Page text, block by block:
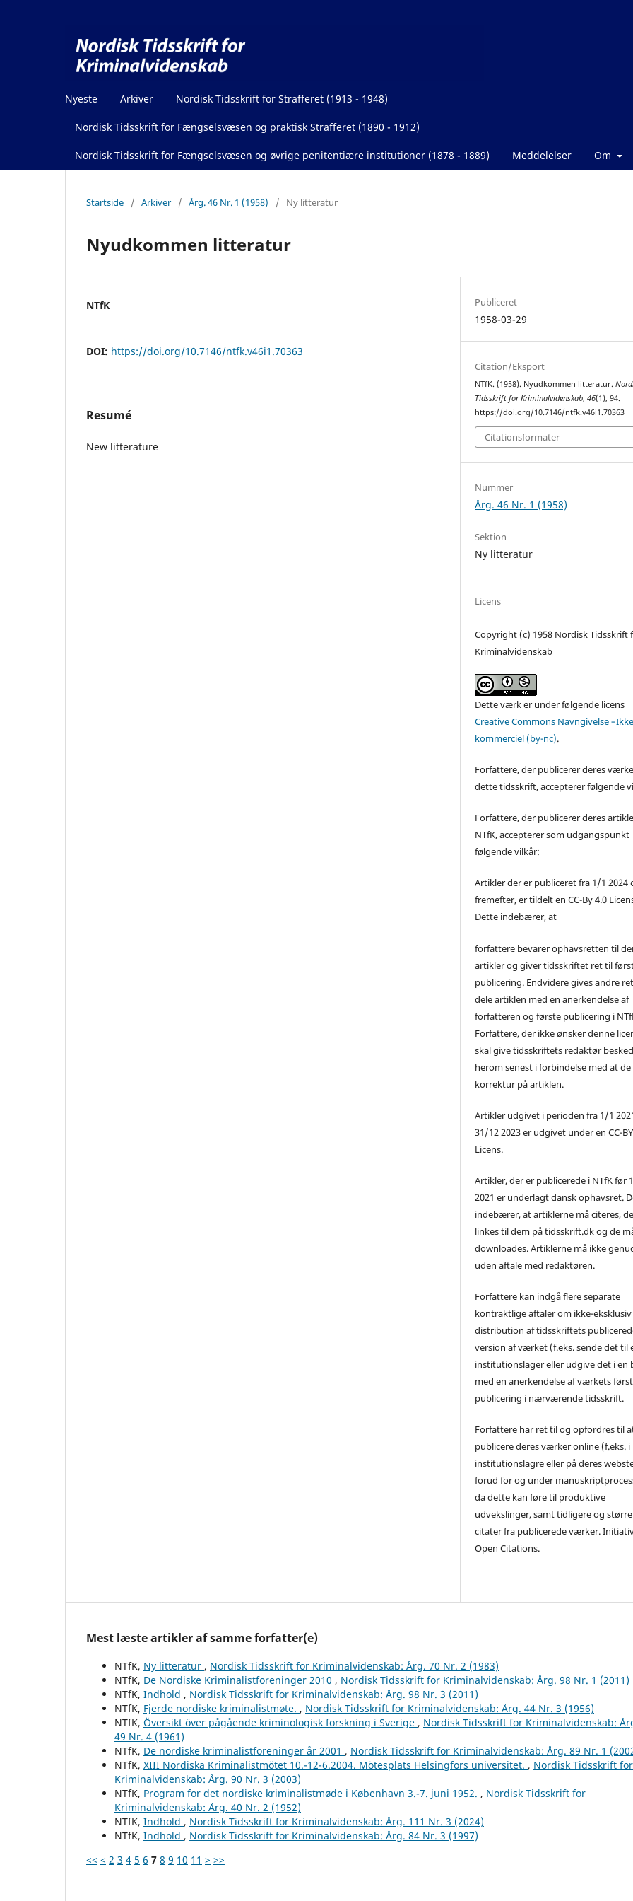
Nyeste Arkiver Nordisk Tidsskrift for Strafferet (1913 - 1948)
Nordisk Tidsskrift for Fængselsvæsen og praktisk Strafferet (1890 - 1912)
Nordisk Tidsskrift for Fængselsvæsen og øvrige penitentiære institutioner (1878 - 1889) Meddelelser Om
Startside / Arkiver / Årg. 46 Nr. 1 (1958) / Ny litteratur
Nyudkommen litteratur
NTfK
DOI: https://doi.org/10.7146/ntfk.v46i1.70363
Resumé
New litterature
Publiceret
1958-03-29
Citation/Eksport
NTfK. (1958). Nyudkommen litteratur.
Tidsskrift for Kriminalvidenskab,46(1), 94.
https://doi.org/10.7146/ntfk.v46i1.70363
Citationsformater
Nummer
Årg. 46 Nr. 1 (1958)
Sektion
Ny litteratur
Licens
Copyright (c) 1958 Nordisk Tidsskrift
Kriminalvidenskab
Dette værk er under følgende licens
Creative Commons Navngivelse
kommerciel (by-nc).
Forfattere, der publicerer deres
dette tidsskrift, accepterer følgende
Forfattere, der publicerer deres
NTfK, accepterer som udgangspunkt
følgende vilkår:
Artikler der er publiceret fra 1/1 2024
fremefter, er tildelt en CC-By 4.0
Dette indebærer, at
forfattere bevarer ophavsretten til
artikler og giver tidsskriftet ret til
publicering. Endvidere gives andre
dele artiklen med en anerkendelse af
forfatteren og første publicering i
Forfattere, der ikke ønsker denne
skal give tidsskriftets redaktør besked
herom senest i forbindelse med at
korrektur på artiklen.
Artikler udgivet i perioden fra 1/1
31/12 2023 er udgivet under en CC-
Licens.
Artikler, der er publicerede i NTfK før
2021 er underlagt dansk ophavsret.
indebærer, at artiklerne må citeres,
linkes til dem på tidsskrift.dk og de
downloades. Artiklerne må ikke
uden aftale med redaktøren.
Forfattere kan indgå flere separate
kontraktlige aftaler om ikke-eksklusiv
distribution af tidsskriftets
version af værket (f.eks. sende det til
institutionslager eller udgive det i en
med en anerkendelse af værkets
publicering i nærværende tidsskrift.
Forfattere har ret til og opfordres til
publicere deres værker online (f.eks. i
institutionslagre eller på deres
forud for og under
da dette kan føre til produktive
udvekslinger, samt tidligere og større
citater fra publicerede værker.
Open Citations.
Mest læste artikler af samme forfatter(e)
NTfK, Ny litteratur , Nordisk Tidsskrift for Kriminalvidenskab: Årg. 70 Nr. 2 (1983)
NTfK, De Nordiske Kriminalistforeninger 2010 , Nordisk Tidsskrift for Kriminalvidenskab: Årg. 98 Nr. 1 (2011)
NTfK, Indhold , Nordisk Tidsskrift for Kriminalvidenskab: Årg. 98 Nr. 3 (2011)
NTfK, Fjerde nordiske kriminalistmøte. , Nordisk Tidsskrift for Kriminalvidenskab: Årg. 44 Nr. 3 (1956)
NTfK, Översikt över pågående kriminologisk forskning i Sverige , Nordisk Tidsskrift for Kriminalvidenskab:
49 Nr. 4 (1961)
NTfK, De nordiske kriminalistforeninger år 2001 , Nordisk Tidsskrift for Kriminalvidenskab: Årg. 89 Nr. 1
NTfK, XIII Nordiska Kriminalistmötet 10.-12-6.2004. Mötesplats Helsingfors universitet. , Nordisk Tidsskrift for
Kriminalvidenskab: Årg. 90 Nr. 3 (2003)
NTfK, Program for det nordiske kriminalistmøde i København 3.-7. juni 1952. , Nordisk Tidsskrift for
Kriminalvidenskab: Årg. 40 Nr. 2 (1952)
NTfK, Indhold , Nordisk Tidsskrift for Kriminalvidenskab: Årg. 111 Nr. 3 (2024)
NTfK, Indhold , Nordisk Tidsskrift for Kriminalvidenskab: Årg. 84 Nr. 3 (1997)
<< < 2 3 4 5 6 7 8 9 10 11 > >>